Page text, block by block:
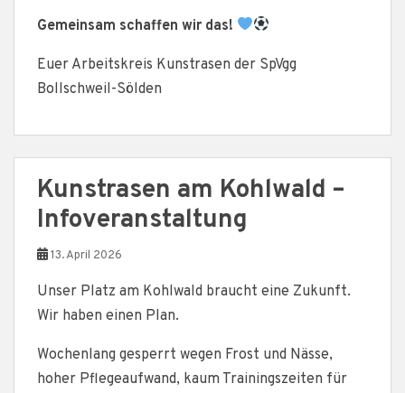
Gemeinsam schaffen wir das!
Euer Arbeitskreis Kunstrasen der SpVgg
Bollschweil-Sölden
Kunstrasen am Kohlwald –
Infoveranstaltung
13. April 2026
Unser Platz am Kohlwald braucht eine Zukunft.
Wir haben einen Plan.
Wochenlang gesperrt wegen Frost und Nässe,
hoher Pflegeaufwand, kaum Trainingszeiten für